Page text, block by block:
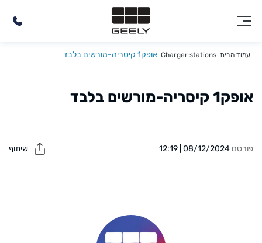
עמוד הבית Charger stations אופק1 קיסריה-מורשים בלבד
אופק1 קיסריה-מורשים בלבד
פורסם 08/12/2024 | 12:19